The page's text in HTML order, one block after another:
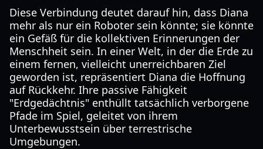
Diese Verbindung deutet darauf hin, dass Diana
mehr als nur ein Roboter sein könnte; sie könnte
ein Gefäß für die kollektiven Erinnerungen der
Menschheit sein. In einer Welt, in der die Erde zu
einem fernen, vielleicht unerreichbaren Ziel
geworden ist, repräsentiert Diana die Hoffnung
auf Rückkehr. Ihre passive Fähigkeit
"Erdgedächtnis" enthüllt tatsächlich verborgene
Pfade im Spiel, geleitet von ihrem
Unterbewusstsein über terrestrische
Umgebungen.